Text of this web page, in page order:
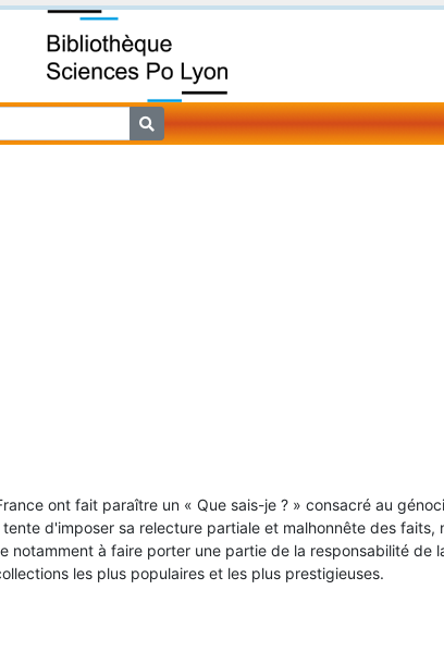
ont fait paraître un « Que sais-je ? » consacré au
d'imposer sa relecture partiale et malhonnête des
notamment à faire porter une partie de la responsabilité de
les plus populaires et les plus prestigieuses.